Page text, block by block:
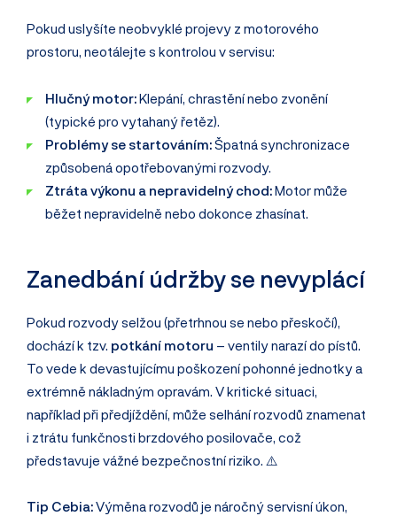
Pokud uslyšíte neobvyklé projevy z motorového
prostoru, neotálejte s kontrolou v servisu:
Hlučný motor:Klepání, chrastění nebo zvonění
(typické pro vytahaný řetěz).
Problémy se startováním:Špatná synchronizace
způsobená opotřebovanými rozvody.
Ztráta výkonu a nepravidelný chod:Motor může
běžet nepravidelně nebo dokonce zhasínat.
Zanedbání údržby se nevyplácí
Pokud rozvody selžou (přetrhnou se nebo přeskočí),
dochází k tzv. potkání motoru – ventily narazí do pístů.
To vede k devastujícímu poškození pohonné jednotky a
extrémně nákladným opravám. V kritické situaci,
například při předjíždění, může selhání rozvodů znamenat
i ztrátu funkčnosti brzdového posilovače, což
představuje vážné bezpečnostní riziko. ⚠️
Tip Cebia:Výměna rozvodů je náročný servisní úkon,